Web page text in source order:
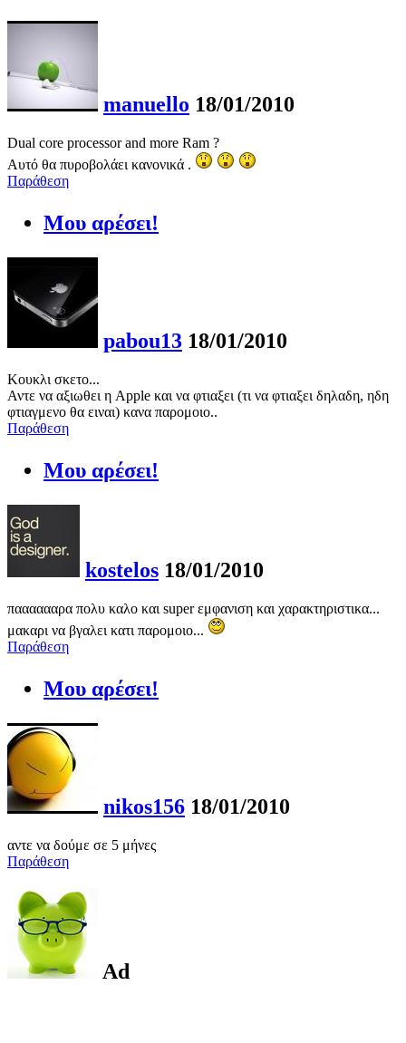
manuello 18/01/2010
Dual core processor and more Ram ?
Αυτό θα πυροβολάει κανονικά .
Παράθεση
Μου αρέσει!
pabou13 18/01/2010
Koυκλι σκετο...
Αντε να αξιωθει η Apple και να φτιαξει (τι να φτιαξει δηλαδη, ηδη
φτιαγμενο θα ειναι) κανα παρομοιο..
Παράθεση
Μου αρέσει!
kostelos 18/01/2010
πααααααρα πολυ καλο και super εμφανιση και χαρακτηριστικα...
μακαρι να βγαλει κατι παρομοιο...
Παράθεση
Μου αρέσει!
nikos156 18/01/2010
αντε να δούμε σε 5 μήνες
Παράθεση
Ad